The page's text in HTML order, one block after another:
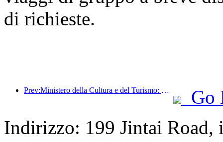
di richieste.
Prev:Ministero della Cultura e del Turismo: Rafforzare la gestione della qualità delle attrazioni turistiche e migliorare il livello di servizio dei luoghi panoramici
Go
Indirizzo: 199 Jintai Road,